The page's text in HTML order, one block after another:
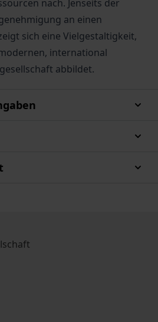
nach. Jenseits der
an einen
sich eine Vielgestaltigkeit,
international
abbildet.